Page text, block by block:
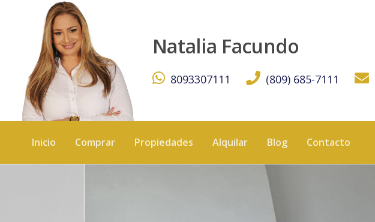
Natalia Facundo
8093307111 (809) 685-7111
Inicio Comprar Propiedades Alquilar Blog Contacto
Apartamento a estrenar en venta, Ens. Naco¡¡ - KW DOMINICANA